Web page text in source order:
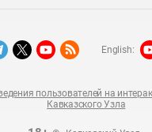
пользователей на
Кавказского Узла
English: